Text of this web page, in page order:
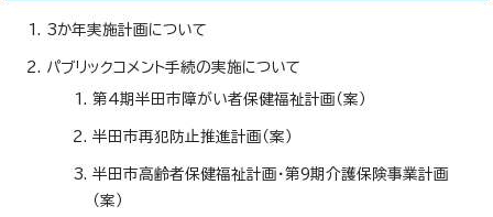
3か年実施計画について
パブリックコメント手続の実施について
第4期半田市障がい者保健福祉計画（案）
半田市再犯防止推進計画（案）
半田市高齢者保健福祉計画・第9期介護保険事業計画
（案）